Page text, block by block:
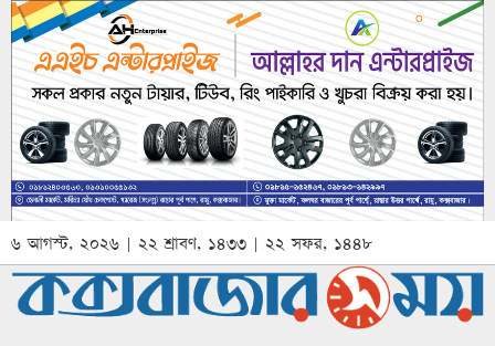
৬ আগস্ট, ২০২৬ | ২২ শ্রাবণ, ১৪৩৩ | ২২ সফর, ১৪৪৮